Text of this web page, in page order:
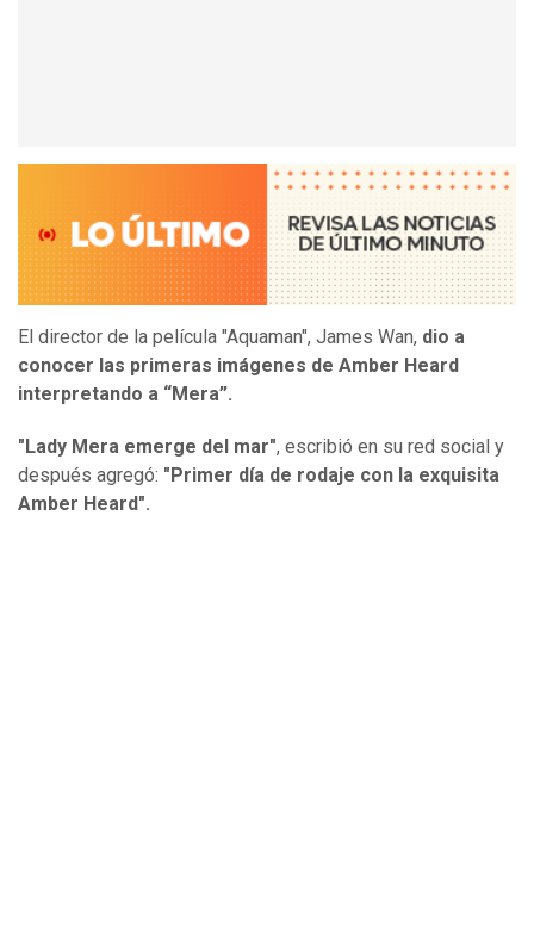
El director de la película "Aquaman", James Wan, dio a
conocer las primeras imágenes de Amber Heard
interpretando a “Mera”.
"Lady Mera emerge del mar", escribió en su red social y
después agregó: "Primer día de rodaje con la exquisita
Amber Heard".